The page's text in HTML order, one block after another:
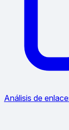
Análisis de